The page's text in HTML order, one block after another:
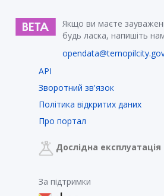
Якщо ви маєте
будь ласка, напишіть
API
Зворотний зв'язок
Політика відкритих даних
Про портал
Дослідна експлуатація
За підтримки